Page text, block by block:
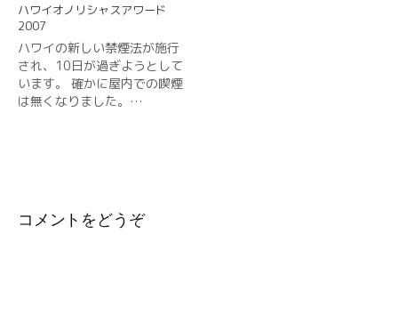
ハワイオノリシャスアワード
2007
ハワイの新しい禁煙法が施行
され、10日が過ぎようとして
います。 確かに屋内での喫煙
は無くなりました。…
コメントをどうぞ